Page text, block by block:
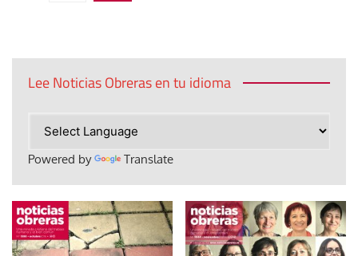
Lee Noticias Obreras en tu idioma
Powered by Translate